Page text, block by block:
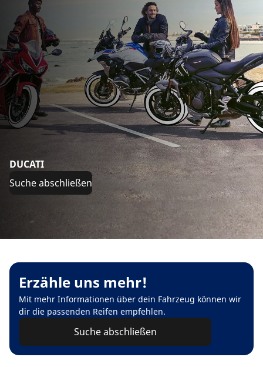
DUCATI
Suche abschließen
Erzähle uns mehr!
Mit mehr Informationen über dein Fahrzeug können wir
dir die passenden Reifen empfehlen.
Suche abschließen